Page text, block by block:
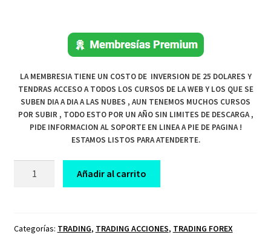
LA MEMBRESIA TIENE UN COSTO DE INVERSION DE 25 DOLARES Y
TENDRAS ACCESO A TODOS LOS CURSOS DE LA WEB Y LOS QUE SE
SUBEN DIA A DIA A LAS NUBES , AUN TENEMOS MUCHOS CURSOS
POR SUBIR , TODO ESTO POR UN AÑO SIN LIMITES DE DESCARGA ,
PIDE INFORMACION AL SOPORTE EN LINEA A PIE DE PAGINA !
ESTAMOS LISTOS PARA ATENDERTE.
MEJOR
Añadir al carrito
Categorías: TRADING, TRADING ACCIONES, TRADING FOREX